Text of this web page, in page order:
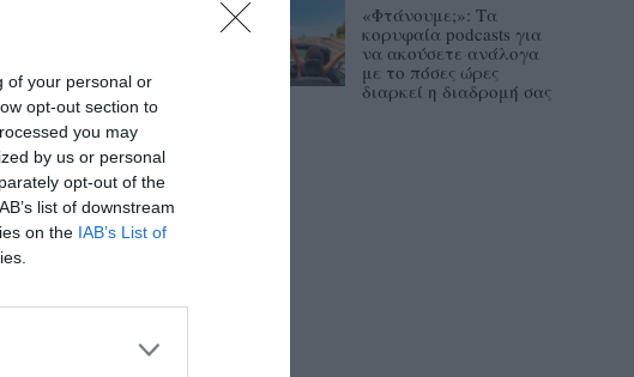
of your personal or
opt-out section to
you may
by us or personal
opt-out of the
list of downstream
on the IAB’s List of
«Φτάνουμε;»: Τα
κορυφαία podcasts για
να ακούσετε ανάλογα
με το πόσες ώρες
διαρκεί η διαδρομή σας